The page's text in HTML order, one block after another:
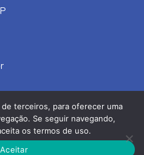
reservados.
terceiros, para oferecer uma
Se seguir navegando,
os termos de uso.
Aceitar